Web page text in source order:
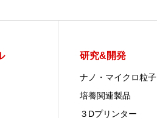
研究&開発
ナノ・マイクロ粒子
培養関連製品
３Dプリンター